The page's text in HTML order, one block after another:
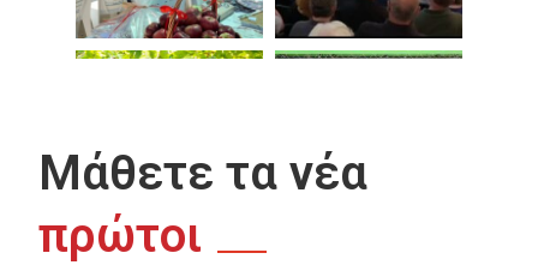
Μάθετε τα νέα
πρώτοι